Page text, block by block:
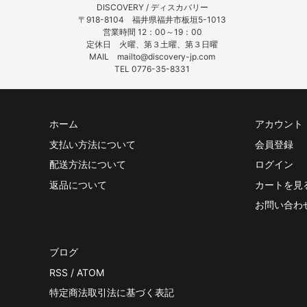
DISCOVERY / ディスカバリー
〒918-8104 福井県福井市板垣5-1013
営業時間 12：00～19：00
定休日 火曜、第３土曜、第３日曜
MAIL mailto@discovery-jp.com
TEL 0776-35-8331
ホーム
支払い方法について
配送方法について
返品について
アカウント
会員登録
ログイン
カートを見
お問い合わ
ブログ
RSS / ATOM
特定商法取引法に基づく表記